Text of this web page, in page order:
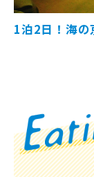
1泊2日！海の